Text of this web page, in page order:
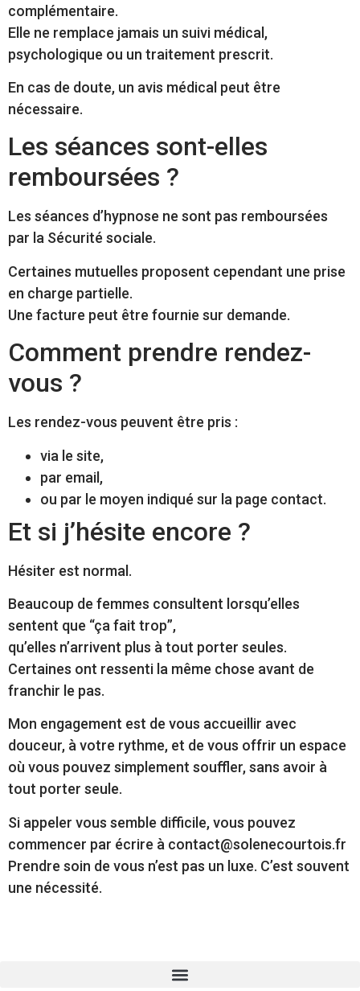
complémentaire.
Elle ne remplace jamais un suivi médical,
psychologique ou un traitement prescrit.
En cas de doute, un avis médical peut être
nécessaire.
Les séances sont-elles
remboursées ?
Les séances d’hypnose ne sont pas remboursées
par la Sécurité sociale.
Certaines mutuelles proposent cependant une prise
en charge partielle.
Une facture peut être fournie sur demande.
Comment prendre rendez-
vous ?
Les rendez-vous peuvent être pris :
via le site,
par email,
ou par le moyen indiqué sur la page contact.
Et si j’hésite encore ?
Hésiter est normal.
Beaucoup de femmes consultent lorsqu’elles
sentent que “ça fait trop”,
qu’elles n’arrivent plus à tout porter seules.
Certaines ont ressenti la même chose avant de
franchir le pas.
Mon engagement est de vous accueillir avec
douceur, à votre rythme, et de vous offrir un espace
où vous pouvez simplement souffler, sans avoir à
tout porter seule.
Si appeler vous semble difficile, vous pouvez
commencer par écrire à contact@solenecourtois.fr
Prendre soin de vous n’est pas un luxe. C’est souvent
une nécessité.